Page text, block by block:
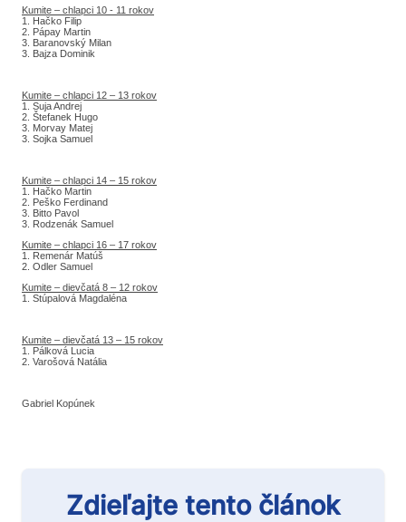
Kumite – chlapci 10 - 11 rokov
1. Hačko Filip
2. Pápay Martin
3. Baranovský Milan
3. Bajza Dominik
Kumite – chlapci 12 – 13 rokov
1. Suja Andrej
2. Štefanek Hugo
3. Morvay Matej
3. Sojka Samuel
Kumite – chlapci 14 – 15 rokov
1. Hačko Martin
2. Peško Ferdinand
3. Bitto Pavol
3. Rodzenák Samuel
Kumite – chlapci 16 – 17 rokov
1. Remenár Matúš
2. Odler Samuel
Kumite – dievčatá 8 – 12 rokov
1. Stúpalová Magdaléna
Kumite – dievčatá 13 – 15 rokov
1. Pálková Lucia
2. Varošová Natália
Gabriel Kopúnek
Zdieľajte tento článok